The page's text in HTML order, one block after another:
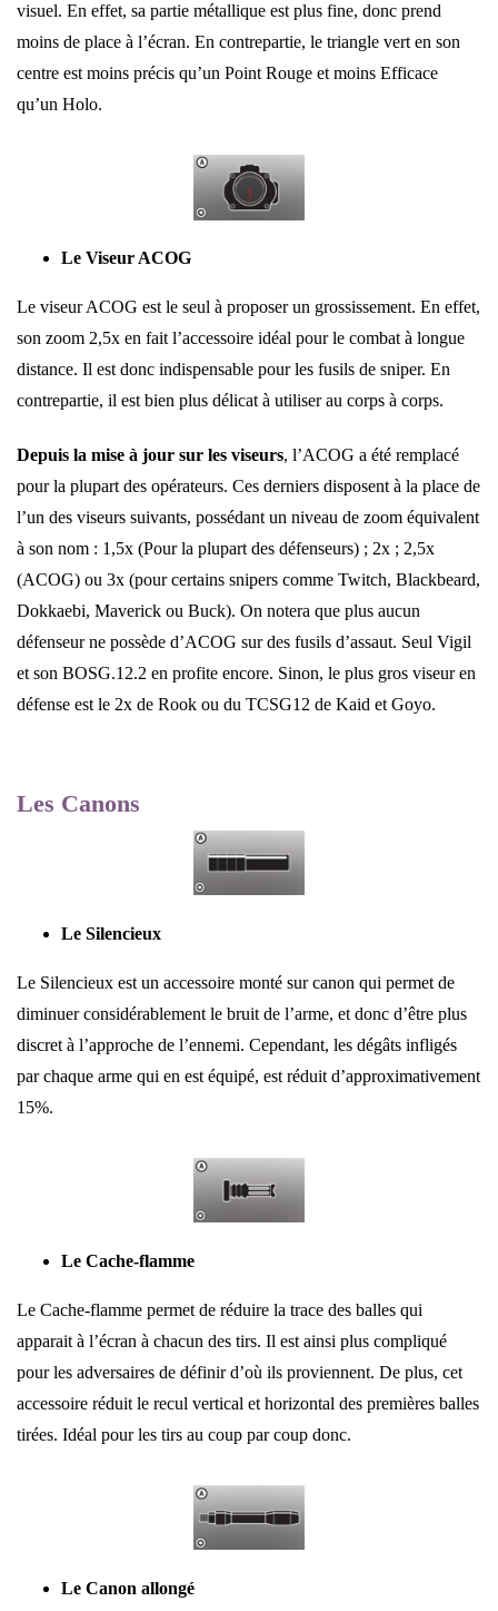
visuel. En effet, sa partie métallique est plus fine, donc prend
moins de place à l’écran. En contrepartie, le triangle vert en son
centre est moins précis qu’un Point Rouge et moins Efficace
qu’un Holo.
Le Viseur ACOG
Le viseur ACOG est le seul à proposer un grossissement. En effet,
son zoom 2,5x en fait l’accessoire idéal pour le combat à longue
distance. Il est donc indispensable pour les fusils de sniper. En
contrepartie, il est bien plus délicat à utiliser au corps à corps.
Depuis la mise à jour sur les viseurs, l’ACOG a été remplacé
pour la plupart des opérateurs. Ces derniers disposent à la place de
l’un des viseurs suivants, possédant un niveau de zoom équivalent
à son nom : 1,5x (Pour la plupart des défenseurs) ; 2x ; 2,5x
(ACOG) ou 3x (pour certains snipers comme Twitch, Blackbeard,
Dokkaebi, Maverick ou Buck). On notera que plus aucun
défenseur ne possède d’ACOG sur des fusils d’assaut. Seul Vigil
et son BOSG.12.2 en profite encore. Sinon, le plus gros viseur en
défense est le 2x de Rook ou du TCSG12 de Kaid et Goyo.
Les Canons
Le Silencieux
Le Silencieux est un accessoire monté sur canon qui permet de
diminuer considérablement le bruit de l’arme, et donc d’être plus
discret à l’approche de l’ennemi. Cependant, les dégâts infligés
par chaque arme qui en est équipé, est réduit d’approximativement
15%.
Le Cache-flamme
Le Cache-flamme permet de réduire la trace des balles qui
apparait à l’écran à chacun des tirs. Il est ainsi plus compliqué
pour les adversaires de définir d’où ils proviennent. De plus, cet
accessoire réduit le recul vertical et horizontal des premières balles
tirées. Idéal pour les tirs au coup par coup donc.
Le Canon allongé